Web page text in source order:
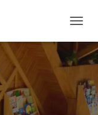
换
航